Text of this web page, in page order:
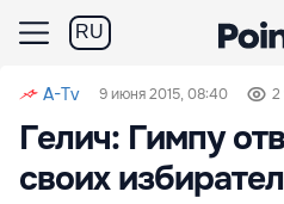
RU
A-Tv 9 июня 2015, 08:40 2
Гелич: Гимпу
своих